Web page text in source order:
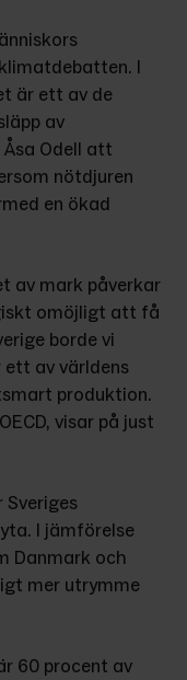
I
är ett av de
av
Odell att
nötdjuren
en ökad
av mark påverkar
omöjligt att få
borde vi
av världens
produktion.
visar på just
Sveriges
I jämförelse
Danmark och
mer utrymme
60 procent av